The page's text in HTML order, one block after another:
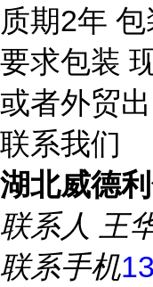
质期2年
要求包装
或者外贸
联系我们
湖北威德
联系人 王
联系手机